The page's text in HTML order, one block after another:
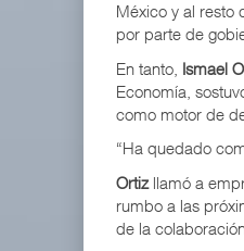
México y al resto
por parte de
En tanto, Ismael
Economía,
como motor de
“Ha quedado
Ortizllamó a
rumbo a las
de la